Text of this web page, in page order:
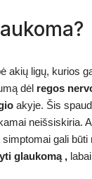
akių ligų, kurios
dėl regos
akyje. Šis
neišsiskiria.
gali būti
glaukomą ,